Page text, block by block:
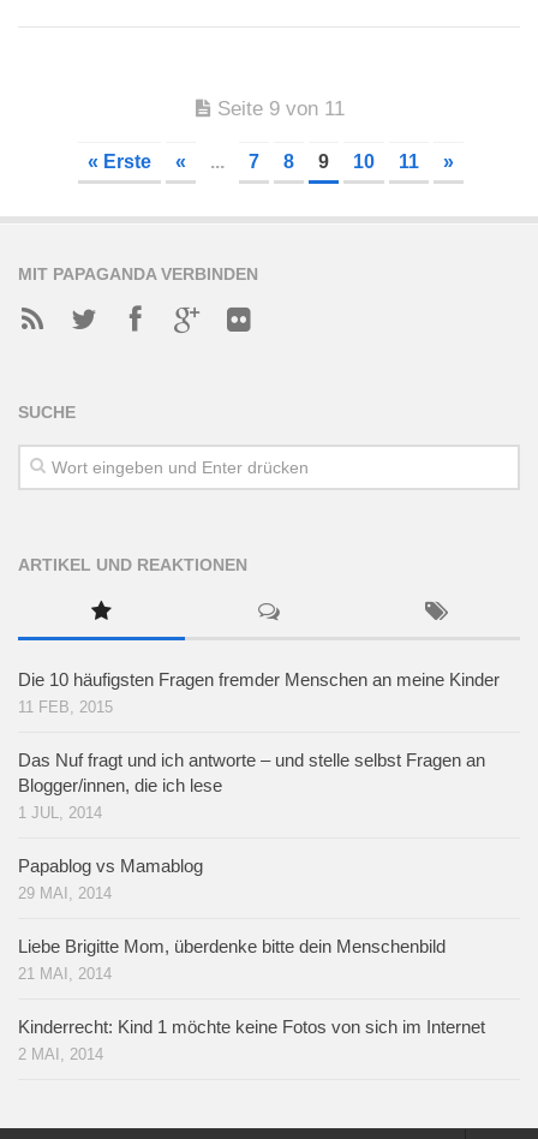
Seite 9 von 11
« Erste « ... 7 8 9 10 11 »
MIT PAPAGANDA VERBINDEN
SUCHE
ARTIKEL UND REAKTIONEN
Die 10 häufigsten Fragen fremder Menschen an meine Kinder
11 FEB, 2015
Das Nuf fragt und ich antworte – und stelle selbst Fragen an
Blogger/innen, die ich lese
1 JUL, 2014
Papablog vs Mamablog
29 MAI, 2014
Liebe Brigitte Mom, überdenke bitte dein Menschenbild
21 MAI, 2014
Kinderrecht: Kind 1 möchte keine Fotos von sich im Internet
2 MAI, 2014